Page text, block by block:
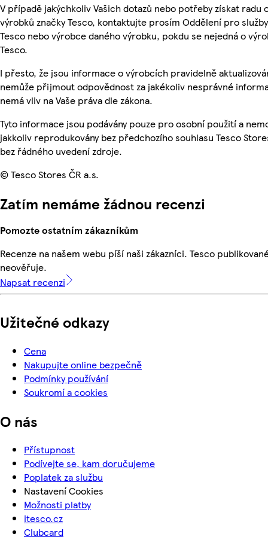
V případě jakýchkoliv Vašich dotazů nebo potřeby získat radu
výrobků značky Tesco, kontaktujte prosím Oddělení pro
Tesco nebo výrobce daného výrobku, pokdu se nejedná o
Tesco.
I přesto, že jsou informace o výrobcích pravidelně
nemůže přijmout odpovědnost za jakékoliv nesprávné
nemá vliv na Vaše práva dle zákona.
Tyto informace jsou podávány pouze pro osobní použití a
jakkoliv reprodukovány bez předchozího souhlasu Tesco
bez řádného uvedení zdroje.
© Tesco Stores ČR a.s.
Zatím nemáme žádnou recenzi
Pomozte ostatním zákazníkům
Recenze na našem webu píší naši zákazníci. Tesco
neověřuje.
Napsat recenzi
Užitečné odkazy
Cena
Nakupujte online bezpečně
Podmínky používání
Soukromí a cookies
O nás
Přístupnost
Podívejte se, kam doručujeme
Poplatek za službu
Nastavení Cookies
Možnosti platby
itesco.cz
Clubcard